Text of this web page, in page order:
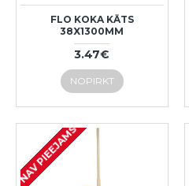
FLO KOKA KĀTS
38X1300MM
3.47€
NOPIRKT
NAV PIEEJAMS